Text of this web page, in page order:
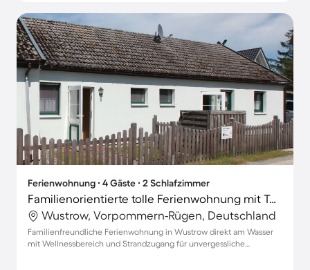
Ferienwohnung ∙ 4 Gäste ∙ 2 Schlafzimmer
Familienorientierte tolle Ferienwohnung mit Terrasse | Neben dem Strand | Hunde erlaubt
Wustrow, Vorpommern-Rügen, Deutschland
Familienfreundliche Ferienwohnung in Wustrow direkt am Wasser
mit Wellnessbereich und Strandzugang für unvergessliche